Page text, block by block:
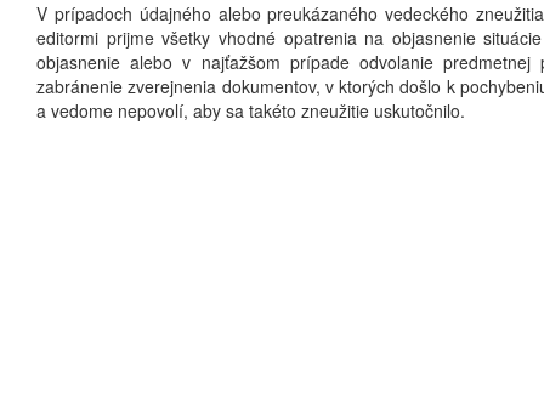
V prípadoch údajného alebo preukázaného vedeckého
editormi prijme všetky vhodné opatrenia na objasnenie
objasnenie alebo v najťažšom prípade odvolanie
zabránenie zverejnenia dokumentov, v ktorých došlo k
a vedome nepovolí, aby sa takéto zneužitie uskutočnilo.